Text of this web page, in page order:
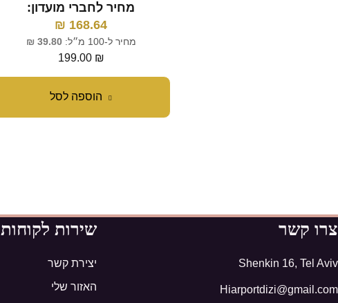
הוספה לסל
מחיר לחברי מועדון:
168.64
₪
מחיר ל-100 מ״ל: 39.80
₪
199.00 ₪
צרו קשר
Shenkin 16, Tel Aviv
Hiarportdizi@gmail.com
שירות לקוחות
יצירת קשר
האזור שלי